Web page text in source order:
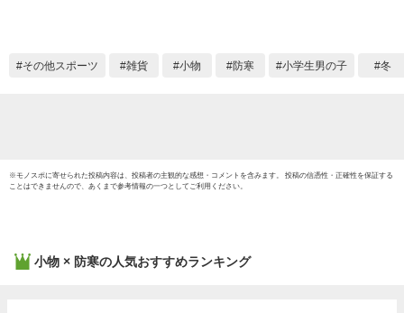
ンク
その他スポーツ 雑貨 小物 防寒 小学生男の子 冬
※モノスポに寄せられた投稿内容は、投稿者の主観的な感想・コメントを含みます。 投稿の信憑性・正確性を保証する
ことはできませんので、あくまで参考情報の一つとしてご利用ください。
小物 × 防寒の人気おすすめランキング